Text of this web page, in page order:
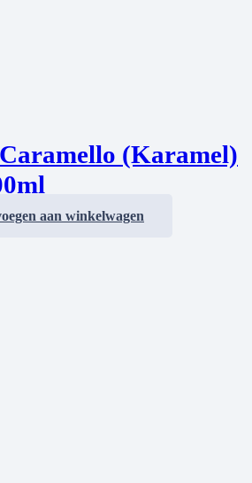
(Karamel)
aan winkelwagen